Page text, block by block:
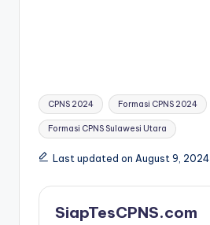
Tags:
CPNS 2024 Formasi CPNS 2024
Formasi CPNS Sulawesi Utara
Last updated on August 9, 2024
SiapTesCPNS.com